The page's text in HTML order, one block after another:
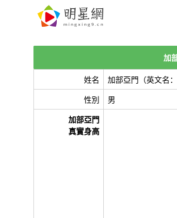
加
姓名 加部亞門（英文名
性別 男
加部亞門
真實身高